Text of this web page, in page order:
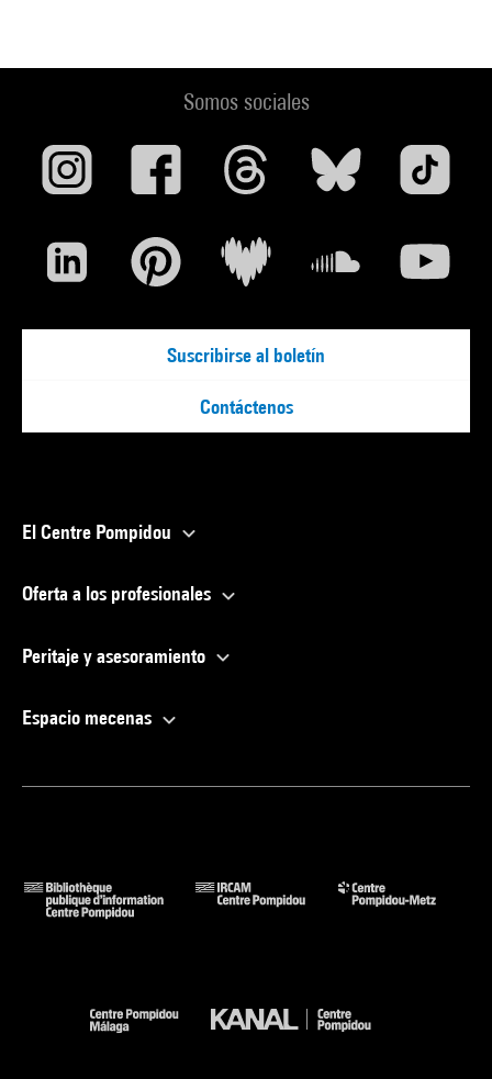
Somos sociales
Suscribirse al boletín
Contáctenos
El Centre Pompidou
Oferta a los profesionales
Peritaje y asesoramiento
Espacio mecenas